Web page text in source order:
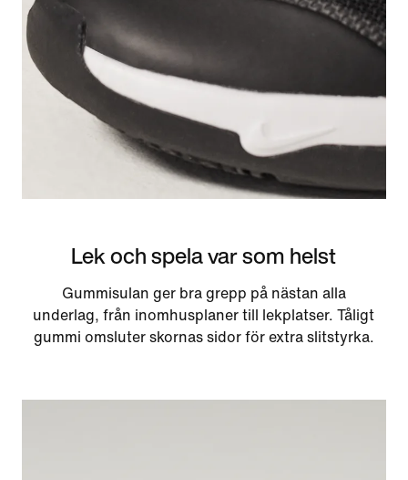
Lek och spela var som helst
Gummisulan ger bra grepp på nästan alla
underlag, från inomhusplaner till lekplatser. Tåligt
gummi omsluter skornas sidor för extra slitstyrka.